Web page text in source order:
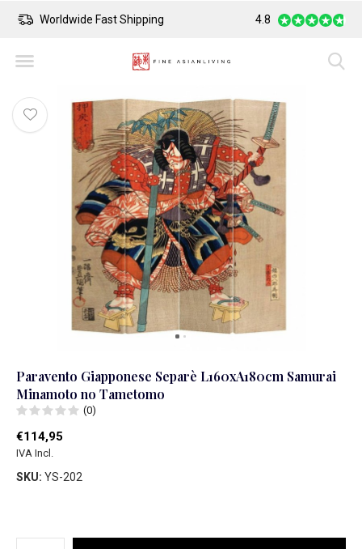
Worldwide Fast Shipping Safe Payment
4.8
Paravento Giapponese Separè L160xA180cm Samurai
Minamoto no Tametomo
(0)
€114,95
IVA Incl.
SKU: YS-202